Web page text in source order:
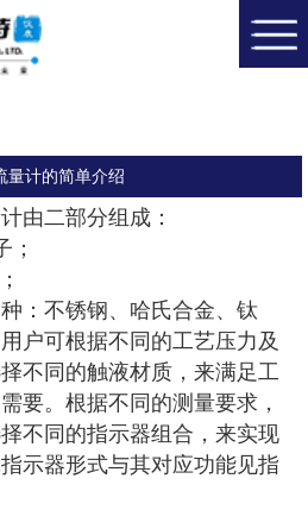
量计的简单介绍
由二部分组成：
；
：不锈钢、哈氏合金、钛
户可根据不同的工艺压力及
不同的触液材质，来满足工
要。根据不同的测量要求，
不同的指示器组合，来实现
示器形式与其对应功能见指